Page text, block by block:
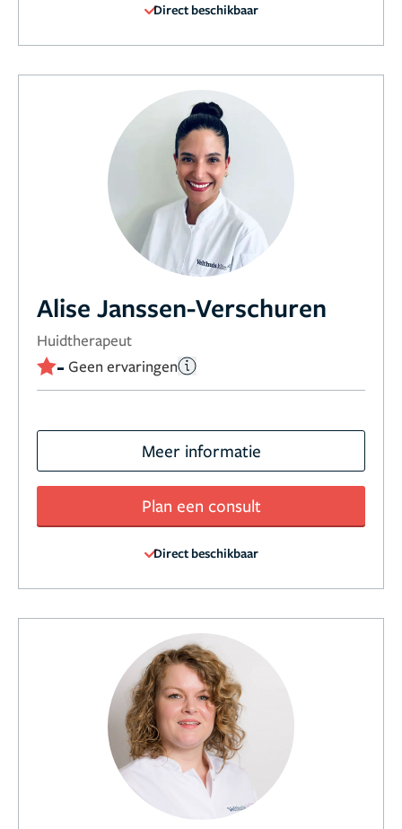
Direct beschikbaar
Alise Janssen-Verschuren
Huidtherapeut
- Geen ervaringen
Meer informatie
Plan een consult
Direct beschikbaar